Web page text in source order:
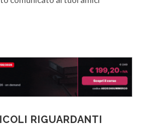
RIGUARDANTI